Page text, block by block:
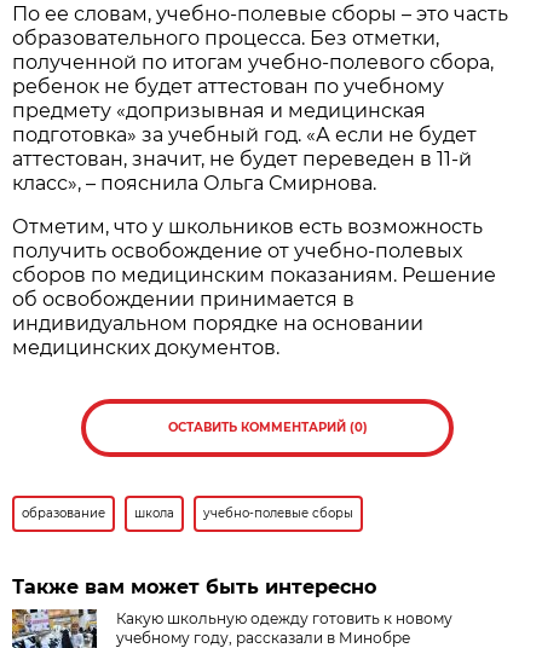
По ее словам, учебно-полевые сборы – это часть
образовательного процесса. Без отметки,
полученной по итогам учебно-полевого сбора,
ребенок не будет аттестован по учебному
предмету «допризывная и медицинская
подготовка» за учебный год. «А если не будет
аттестован, значит, не будет переведен в 11-й
класс», – пояснила Ольга Смирнова.
Отметим, что у школьников есть возможность
получить освобождение от учебно-полевых
сборов по медицинским показаниям. Решение
об освобождении принимается в
индивидуальном порядке на основании
медицинских документов.
ОСТАВИТЬ КОММЕНТАРИЙ (0)
образование школа учебно-полевые сборы
Также вам может быть интересно
Какую школьную одежду готовить к новому
учебному году, рассказали в Минобре